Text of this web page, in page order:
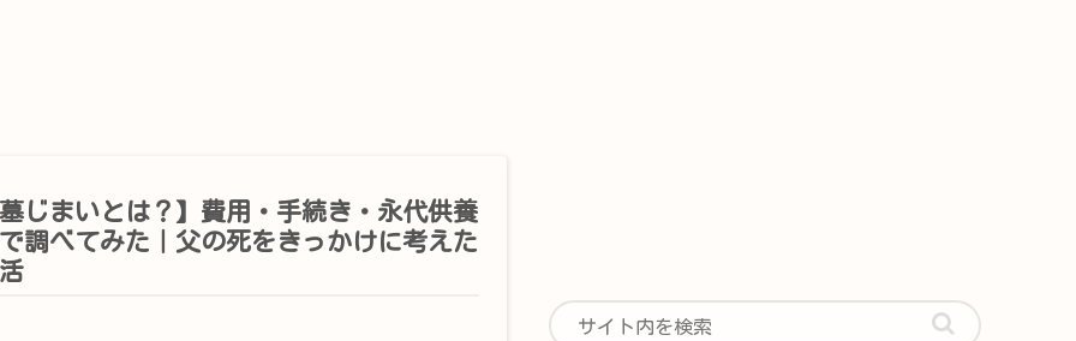
じまいとは？】費用・手続き・永代供養
調べてみた｜父の死をきっかけに考えた